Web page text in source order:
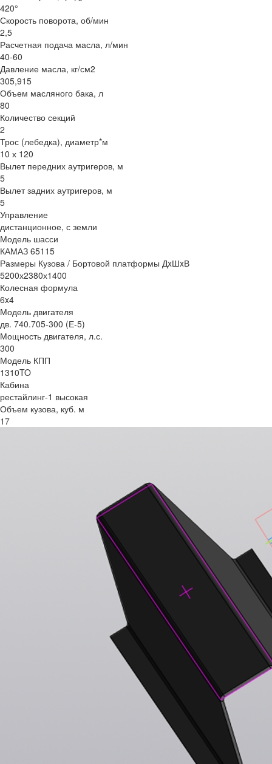
420°
Скорость поворота, об/мин
2,5
Расчетная подача масла, л/мин
40-60
Давление масла, кг/см2
305,915
Объем масляного бака, л
80
Количество секций
2
Трос (лебедка), диаметр*м
10 х 120
Вылет передних аутригеров, м
5
Вылет задних аутригеров, м
5
Управление
дистанционное, с земли
Модель шасси
КАМАЗ 65115
Размеры Кузова / Бортовой платформы ДxШxВ
5200х2380х1400
Колесная формула
6x4
Модель двигателя
дв. 740.705-300 (Е-5)
Мощность двигателя, л.с.
300
Модель КПП
1310TO
Кабина
рестайлинг-1 высокая
Объем кузова, куб. м
17